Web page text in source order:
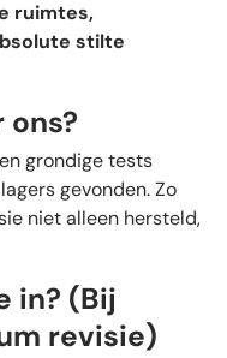
ruimtes,
stilte
ons?
grondige tests
gevonden. Zo
niet alleen hersteld,
in? (Bij
revisie)